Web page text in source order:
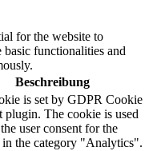
for the website to
basic functionalities and
Beschreibung
is set by GDPR Cookie
plugin. The cookie is used
user consent for the
in the category "Analytics".